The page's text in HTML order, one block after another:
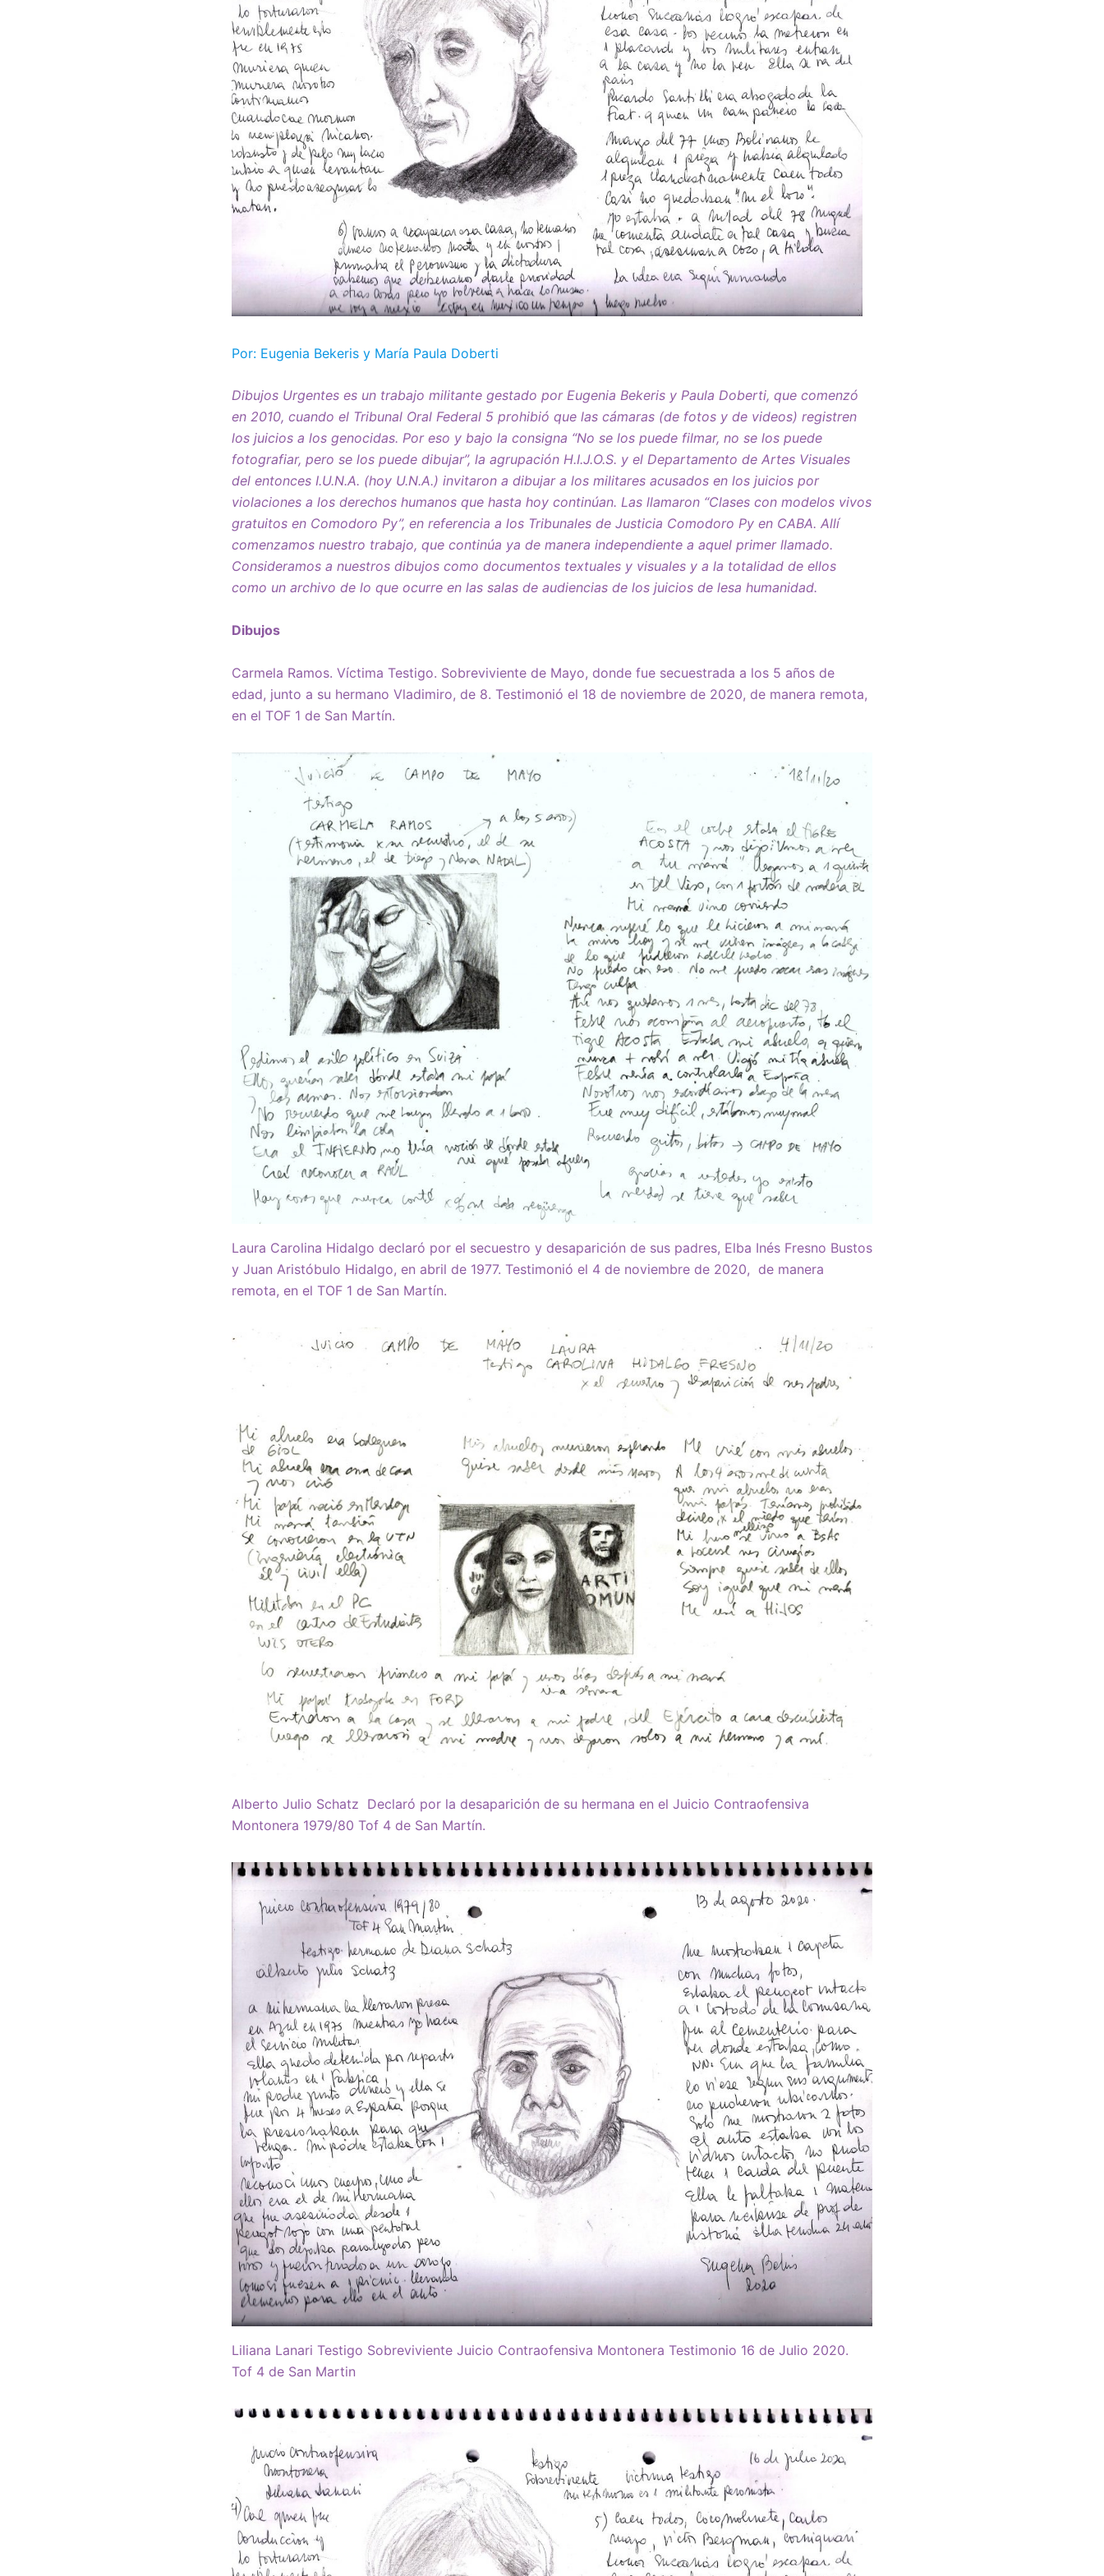
Por: Eugenia Bekeris y María Paula Doberti
Dibujos Urgentes es un trabajo militante gestado por Eugenia Bekeris y Paula Doberti, que comenzó
en 2010, cuando el Tribunal Oral Federal 5 prohibió que las cámaras (de fotos y de videos) registren
los juicios a los genocidas. Por eso y bajo la consigna “No se los puede filmar, no se los puede
fotografiar, pero se los puede dibujar”, la agrupación H.I.J.O.S. y el Departamento de Artes Visuales
del entonces I.U.N.A. (hoy U.N.A.) invitaron a dibujar a los militares acusados en los juicios por
violaciones a los derechos humanos que hasta hoy continúan. Las llamaron “Clases con modelos vivos
gratuitos en Comodoro Py”, en referencia a los Tribunales de Justicia Comodoro Py en CABA. Allí
comenzamos nuestro trabajo, que continúa ya de manera independiente a aquel primer llamado.
Consideramos a nuestros dibujos como documentos textuales y visuales y a la totalidad de ellos
como un archivo de lo que ocurre en las salas de audiencias de los juicios de lesa humanidad.
Dibujos
Carmela Ramos. Víctima Testigo. Sobreviviente de Mayo, donde fue secuestrada a los 5 años de
edad, junto a su hermano Vladimiro, de 8. Testimonió el 18 de noviembre de 2020, de manera remota,
en el TOF 1 de San Martín.
Laura Carolina Hidalgo declaró por el secuestro y desaparición de sus padres, Elba Inés Fresno Bustos
y Juan Aristóbulo Hidalgo, en abril de 1977. Testimonió el 4 de noviembre de 2020, de manera
remota, en el TOF 1 de San Martín.
Alberto Julio Schatz Declaró por la desaparición de su hermana en el Juicio Contraofensiva
Montonera 1979/80 Tof 4 de San Martín.
Liliana Lanari Testigo Sobreviviente Juicio Contraofensiva Montonera Testimonio 16 de Julio 2020.
Tof 4 de San Martin